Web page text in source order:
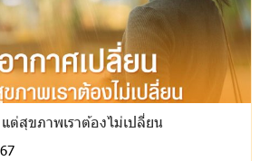
ต่สุขภาพเราต้องไม่เปลี่ยน